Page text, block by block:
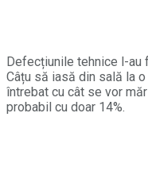
Defecțiunile tehnice l-au
Câțu să iasă din sală la
întrebat cu cât se vor
probabil cu doar 14%.